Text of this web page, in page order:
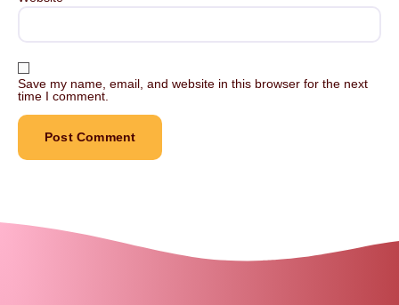
Save my name, email, and website in this browser for the next
time I comment.